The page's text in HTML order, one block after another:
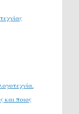
και ποιος